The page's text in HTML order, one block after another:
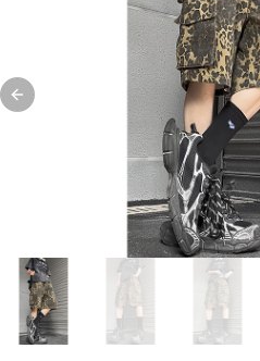
Previous slide